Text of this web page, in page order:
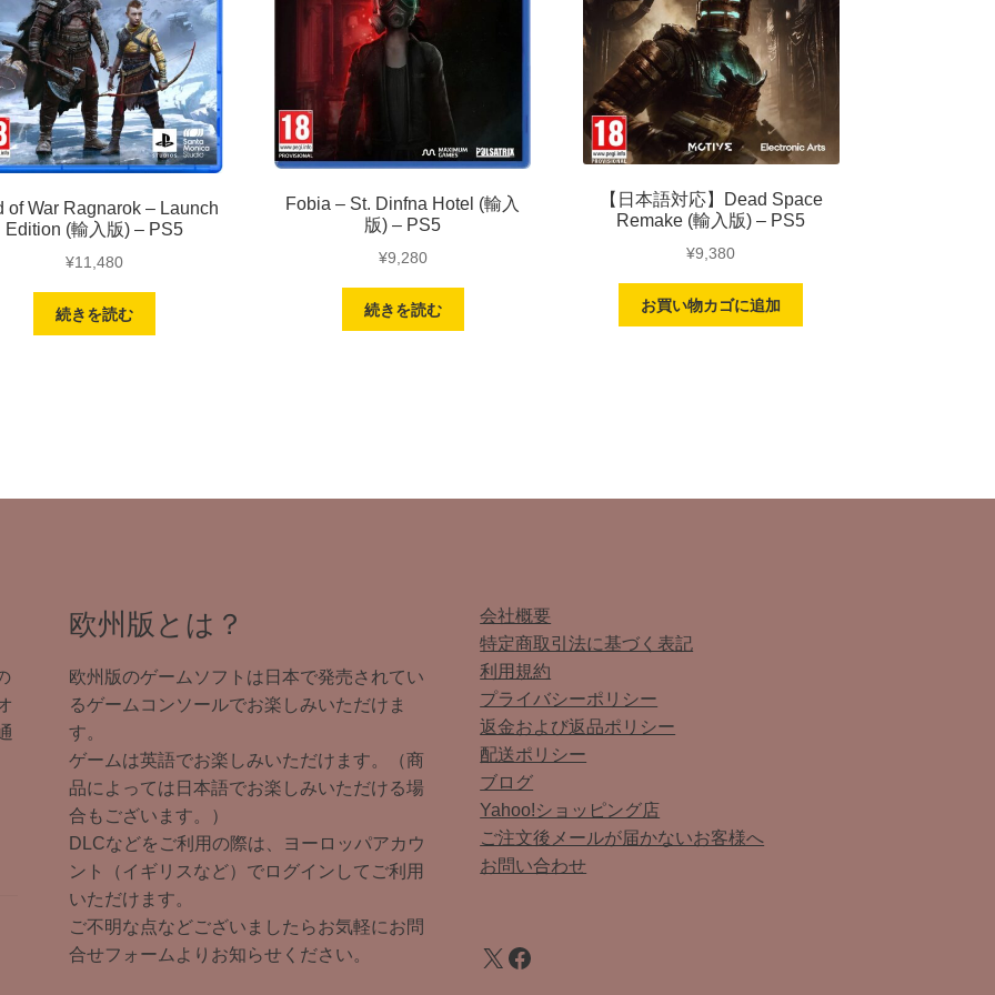
of War Ragnarok – Launch
Edition (輸入版) – PS5
¥11,480
続きを読む
Fobia – St. Dinfna Hotel (輸入
版) – PS5
¥9,280
続きを読む
【日本語対応】Dead Space
Remake (輸入版) – PS5
¥9,380
お買い物カゴに追加
欧州版とは？
欧州版のゲームソフトは日本で発売されてい
るゲームコンソールでお楽しみいただけま
す。
ゲームは英語でお楽しみいただけます。（商
品によっては日本語でお楽しみいただける場
合もございます。）
DLCなどをご利用の際は、ヨーロッパアカウ
ント（イギリスなど）でログインしてご利用
いただけます。
ご不明な点などございましたらお気軽にお問
合せフォームよりお知らせください。
会社概要
特定商取引法に基づく表記
利用規約
プライバシーポリシー
返金および返品ポリシー
配送ポリシー
ブログ
Yahoo!ショッピング店
ご注文後メールが届かないお客様へ
お問い合わせ
X Facebook